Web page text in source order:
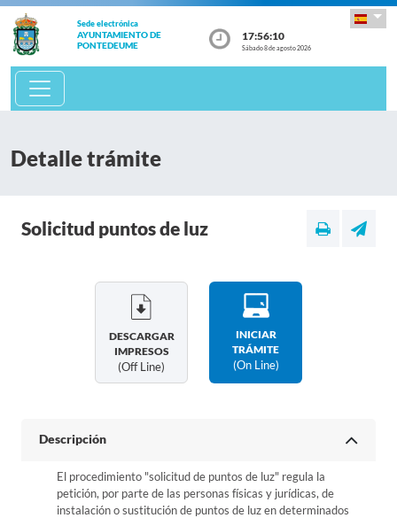
Sede electrónica
AYUNTAMIENTO DE
PONTEDEUME
17:56:10
Sábado 8 de agosto 2026
Detalle trámite
Solicitud puntos de luz
DESCARGAR
IMPRESOS
(off Line)
INICIAR
TRÁMITE
(on Line)
Descripción
El procedimiento "solicitud de puntos de luz" regula la
petición, por parte de las personas físicas y jurídicas, de
instalación o sustitución de puntos de luz en determinados